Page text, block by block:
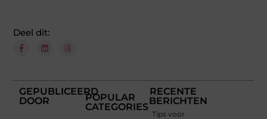
Deel dit:
GEPUBLICEERD
DOOR
POPULAR
CATEGORIES
RECENTE
BERICHTEN
Tips voor